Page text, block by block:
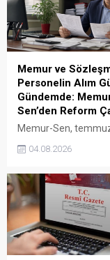
Memur ve
Personelin Alım
Gündemde:
Sen’den Reform
Memur-Sen,
4/A ve 4/B personelin
dengesinin kapsamlı
reformla ele
istedi.
04.08.2026